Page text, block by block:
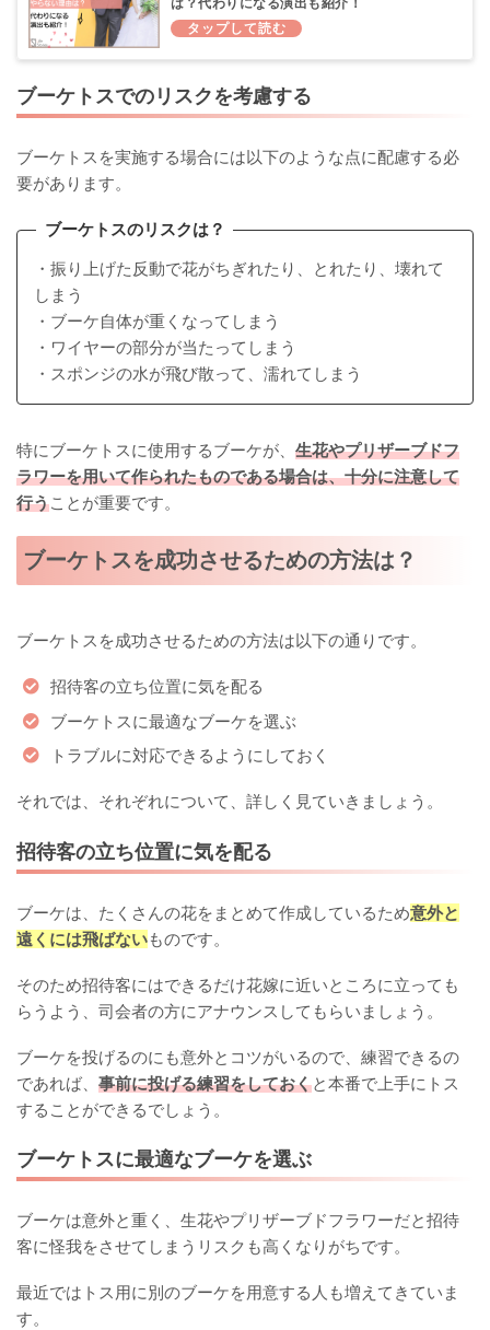
は？代わりになる演出も紹介！
ブーケトスでのリスクを考慮する
ブーケトスを実施する場合には以下のような点に配慮する必
要があります。
ブーケトスのリスクは？
・振り上げた反動で花がちぎれたり、とれたり、壊れて
しまう
・ブーケ自体が重くなってしまう
・ワイヤーの部分が当たってしまう
・スポンジの水が飛び散って、濡れてしまう
特にブーケトスに使用するブーケが、 生花やプリザーブドフ
ラワーを用いて作られたものである場合は、十分に注意して
行うことが重要です。
ブーケトスを成功させるための方法は？
ブーケトスを成功させるための方法は以下の通りです。
招待客の立ち位置に気を配る
ブーケトスに最適なブーケを選ぶ
トラブルに対応できるようにしておく
それでは、それぞれについて、詳しく見ていきましょう。
招待客の立ち位置に気を配る
ブーケは、たくさんの花をまとめて作成しているため意外と
遠くには飛ばないものです。
そのため招待客にはできるだけ花嫁に近いところに立っても
らうよう、司会者の方にアナウンスしてもらいましょう。
ブーケを投げるのにも意外とコツがいるので、練習できるの
であれば、 事前に投げる練習をしておくと本番で上手にトス
することができるでしょう。
ブーケトスに最適なブーケを選ぶ
ブーケは意外と重く、生花やプリザーブドフラワーだと招待
客に怪我をさせてしまうリスクも高くなりがちです。
最近ではトス用に別のブーケを用意する人も増えてきていま
す。